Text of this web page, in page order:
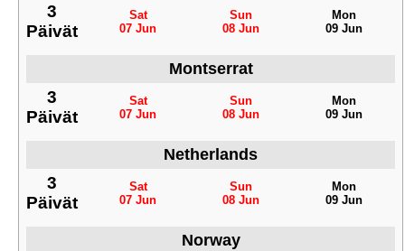
3
Päivät
Sat
07 Jun
Sun
08 Jun
Mon
09 Jun
Montserrat
3
Päivät
Sat
07 Jun
Sun
08 Jun
Mon
09 Jun
Netherlands
3
Päivät
Sat
07 Jun
Sun
08 Jun
Mon
09 Jun
Norway